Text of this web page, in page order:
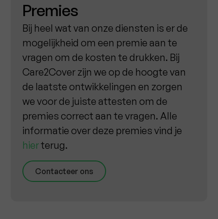
Premies
Bij heel wat van onze diensten is er de
mogelijkheid om een premie aan te
vragen om de kosten te drukken. Bij
Care2Cover zijn we op de hoogte van
de laatste ontwikkelingen en zorgen
we voor de juiste attesten om de
premies correct aan te vragen. Alle
informatie over deze premies vind je
hierterug.
Contacteer ons